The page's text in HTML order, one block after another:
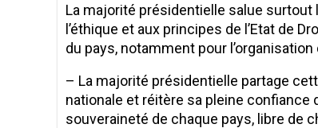
La majorité présidentielle salue
l’éthique et aux principes de l’Etat de
du pays, notamment pour
– La majorité présidentielle partage
nationale et réitère sa pleine
souveraineté de chaque pays, libre de